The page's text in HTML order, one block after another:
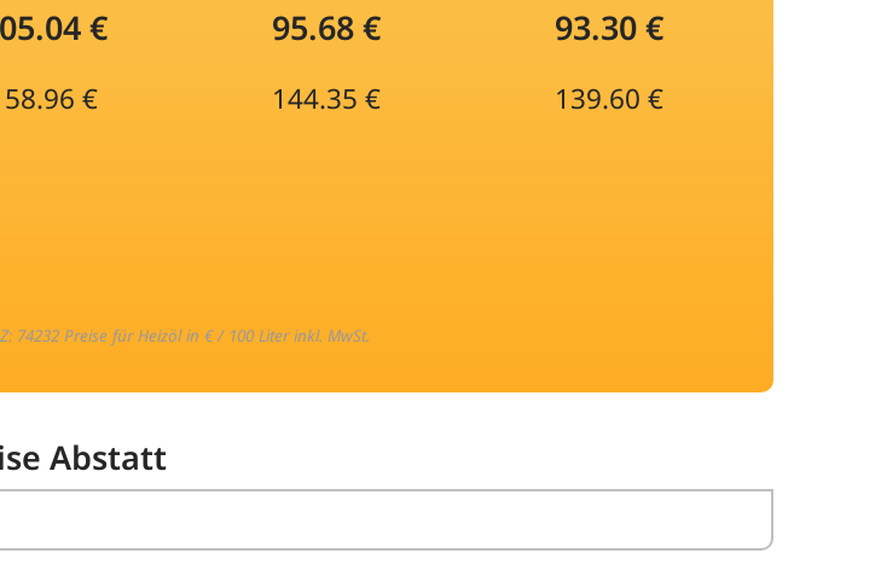
€ 95.68 € 93.30 €
€ 144.35 € 139.60 €
74232 Preise für Heizöl in € / 100 Liter inkl. MwSt.
Abstatt